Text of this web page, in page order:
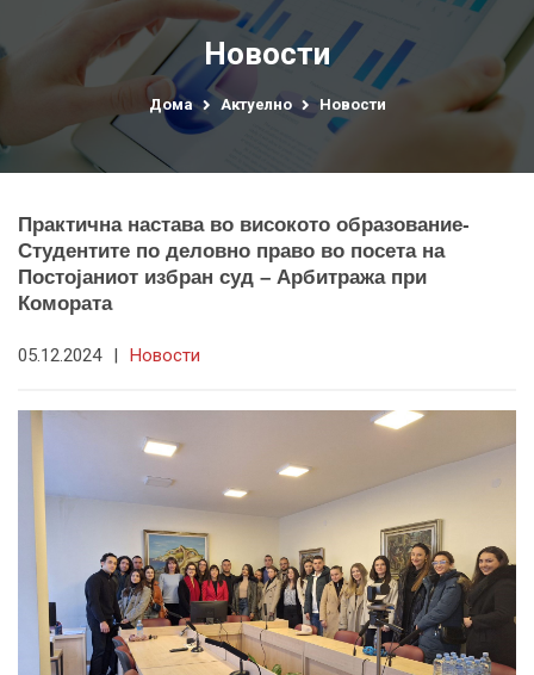
Новости
Дома Актуелно Новости
Практична настава во високото образование-
Студентите по деловно право во посета на
Постојаниот избран суд – Арбитража при
Комората
05.12.2024 | Новости